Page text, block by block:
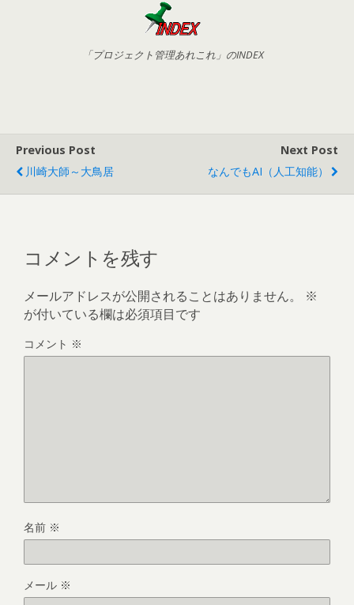
「プロジェクト管理あれこれ」のINDEX
Previous Post
川崎大師～大鳥居
Next Post
なんでもAI（人工知能）
コメントを残す
メールアドレスが公開されることはありません。
※
が付いている欄は必須項目です
コメント ※
名前 ※
メール ※